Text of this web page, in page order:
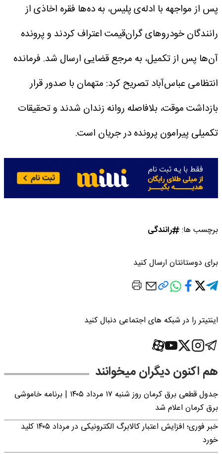
پس از مواجهه با ادله‌ی پلیس، به ده‌ها فقره اخاذی از
رانندگان خودروهای گران‌قیمت اعتراف کردند و پرونده
آن‌ها پس از تکمیل، به مرجع قضایی ارسال شد. فرمانده
انتظامی عباس‌آباد تصریح کرد: متهمان با صدور قرار
بازداشت موقت، بلافاصله روانه زندان شدند و تحقیقات
تکمیلی پیرامون پرونده در جریان است.
برچسب ها: رانندگی
برای دوستانتان ارسال کنید
اینتیتر را در شبکه های اجتماعی دنبال کنید
هم اکنون دیگران میخوانند
جدول قطعی برق کرمان روز شنبه ۱۷ مرداد ۱۴۰۵ | برنامه خاموشی
برق کرمان اعلام شد
خبر فوری؛ افزایش اعتبار کالابرگ الکترونیکی در مرداد ۱۴۰۵ کلید
خورد